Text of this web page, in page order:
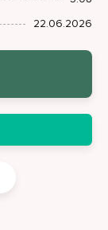
22.06.2026